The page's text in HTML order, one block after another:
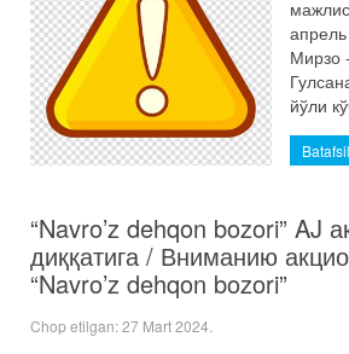
Мирзо
йўли
“Navro’z dehqon bozori” AJ
диққатига / Вниманию
“Navro’z dehqon bozori”
Chop etilgan:27 Mart 2024